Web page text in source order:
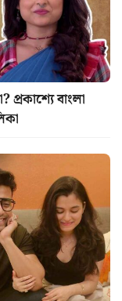
বাংলা